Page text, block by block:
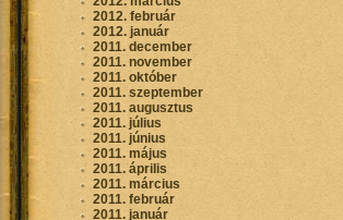
2012. február
2012. január
2011. december
2011. november
2011. október
2011. szeptember
2011. augusztus
2011. július
2011. június
2011. május
2011. április
2011. március
2011. február
2011. január